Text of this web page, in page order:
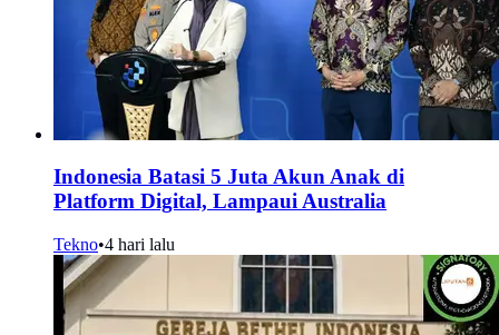
Indonesia Batasi 5 Juta Akun Anak di
Platform Digital, Lampaui Australia
Tekno•4 hari lalu